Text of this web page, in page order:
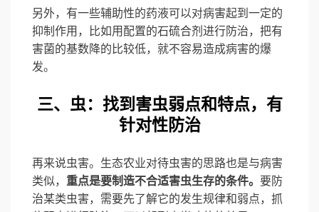
另外，有一些辅助性的药液可以对病害起到一定的
抑制作用，比如用配置的石硫合剂进行防治，把有
害菌的基数降的比较低，就不容易造成病害的爆
发。
三、虫：找到害虫弱点和特点，有
针对性防治
再来说虫害。生态农业对待虫害的思路也是与病害
类似， 重点是要制造不合适害虫生存的条件。 要防
治某类虫害，需要先了解它的发生规律和弱点，抓